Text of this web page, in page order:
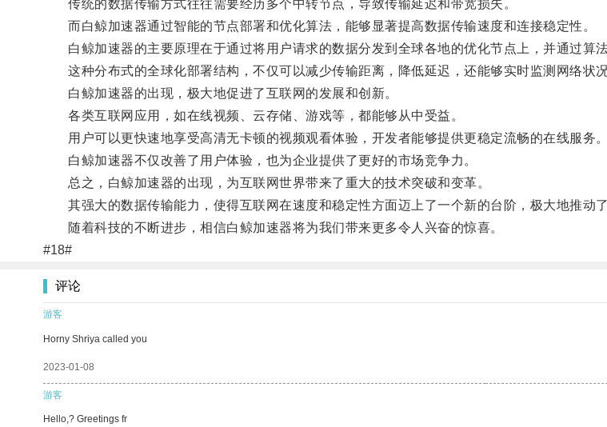
传统的数据传输方式往往需要经历多个中转节点，导致传输延迟和带宽损失。
而白鲸加速器通过智能的节点部署和优化算法，能够显著提高数据传输速度和连接稳定性。
白鲸加速器的主要原理在于通过将用户请求的数据分发到全球各地的优化节点上，并通过算
这种分布式的全球化部署结构，不仅可以减少传输距离，降低延迟，还能够实时监测网络状
白鲸加速器的出现，极大地促进了互联网的发展和创新。
各类互联网应用，如在线视频、云存储、游戏等，都能够从中受益。
用户可以更快速地享受高清无卡顿的视频观看体验，开发者能够提供更稳定流畅的在线服务。
白鲸加速器不仅改善了用户体验，也为企业提供了更好的市场竞争力。
总之，白鲸加速器的出现，为互联网世界带来了重大的技术突破和变革。
其强大的数据传输能力，使得互联网在速度和稳定性方面迈上了一个新的台阶，极大地推动了
随着科技的不断进步，相信白鲸加速器将为我们带来更多令人兴奋的惊喜。
#18#
评论
游客
Horny Shriya called you
2023-01-08
游客
Hello,? Greetings fr